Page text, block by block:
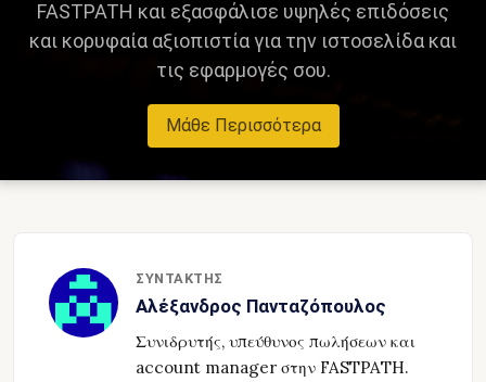
FASTPATH και εξασφάλισε υψηλές επιδόσεις
και κορυφαία αξιοπιστία για την ιστοσελίδα και
τις εφαρμογές σου.
Μάθε Περισσότερα
ΣΥΝΤΆΚΤΗΣ
Αλέξανδρος Πανταζόπουλος
Συνιδρυτής, υπεύθυνος πωλήσεων και
account manager στην FASTPATH.